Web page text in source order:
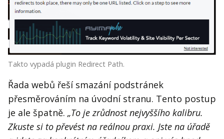
Takto vypadá plugin Redirect Path.
Řada webů řeší smazání podstránek
přesměrováním na úvodní stranu. Tento postup
je ale špatně. „To je zrůdnost nejvyššího kalibru.
Zkuste si to převést na reálnou praxi. Jste na úřadě